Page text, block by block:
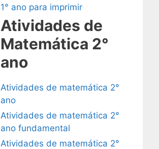
1° ano para imprimir
Atividades de
Matemática 2°
ano
Atividades de matemática 2°
ano
Atividades de matemática 2°
ano fundamental
Atividades de matemática 2°